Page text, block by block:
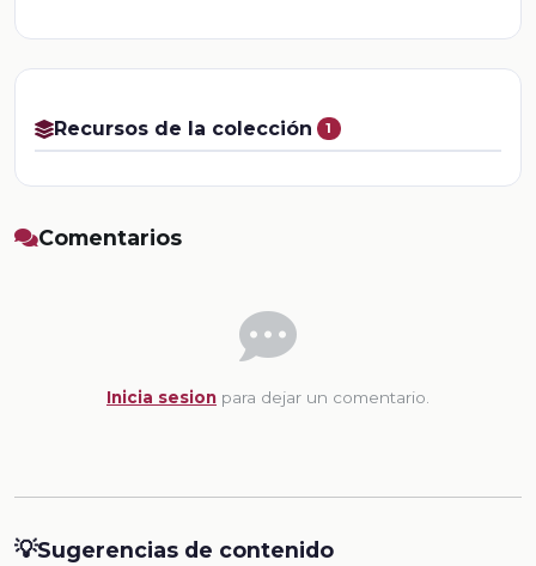
Recursos de la colección 1
Comentarios
Inicia sesion para dejar un comentario.
💡Sugerencias de contenido